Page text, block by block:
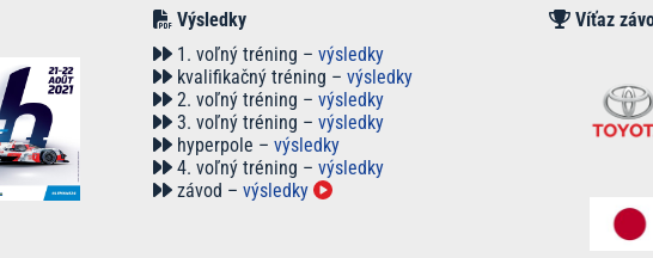
Výsledky
1. voľný tréning – výsledky
kvalifikačný tréning – výsledky
2. voľný tréning – výsledky
3. voľný tréning – výsledky
hyperpole – výsledky
4. voľný tréning – výsledky
závod – výsledky
Víťaz